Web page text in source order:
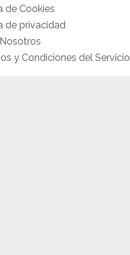
de Cookies
de privacidad
y Condiciones del Servicio